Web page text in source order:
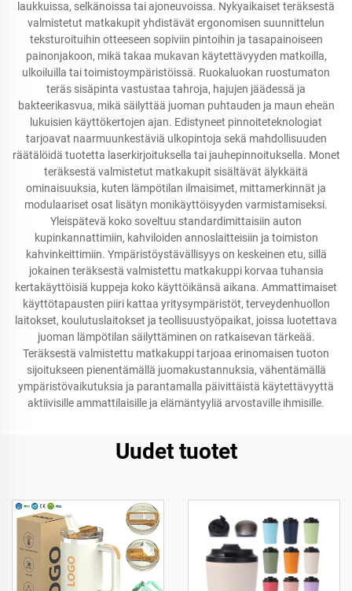
laukkuissa, selkänoissa tai ajoneuvoissa. Nykyaikaiset teräksestä
valmistetut matkakupit yhdistävät ergonomisen suunnittelun
teksturoituihin otteeseen sopiviin pintoihin ja tasapainoiseen
painonjakoon, mikä takaa mukavan käytettävyyden matkoilla,
ulkoiluilla tai toimistoympäristöissä. Ruokaluokan ruostumaton
teräs sisäpinta vastustaa tahroja, hajujen jäädessä ja
bakteerikasvua, mikä säilyttää juoman puhtauden ja maun eheän
lukuisien käyttökertojen ajan. Edistyneet pinnoiteteknologiat
tarjoavat naarmuunkestäviä ulkopintoja sekä mahdollisuuden
räätälöidä tuotetta laserkirjoituksella tai jauhepinnoituksella. Monet
teräksestä valmistetut matkakupit sisältävät älykkäitä
ominaisuuksia, kuten lämpötilan ilmaisimet, mittamerkinnät ja
modulaariset osat lisätyn monikäyttöisyyden varmistamiseksi.
Yleispätevä koko soveltuu standardimittaisiin auton
kupinkannattimiin, kahviloiden annoslaitteisiin ja toimiston
kahvinkeittimiin. Ympäristöystävällisyys on keskeinen etu, sillä
jokainen teräksestä valmistettu matkakuppi korvaa tuhansia
kertakäyttöisiä kuppeja koko käyttöikänsä aikana. Ammattimaiset
käyttötapausten piiri kattaa yritysympäristöt, terveydenhuollon
laitokset, koulutuslaitokset ja teollisuustyöpaikat, joissa luotettava
juoman lämpötilan säilyttäminen on ratkaisevan tärkeää.
Teräksestä valmistettu matkakuppi tarjoaa erinomaisen tuoton
sijoitukseen pienentämällä juomakustannuksia, vähentämällä
ympäristövaikutuksia ja parantamalla päivittäistä käytettävyyttä
aktiivisille ammattilaisille ja elämäntyyliä arvostaville ihmisille.
Uudet tuotet